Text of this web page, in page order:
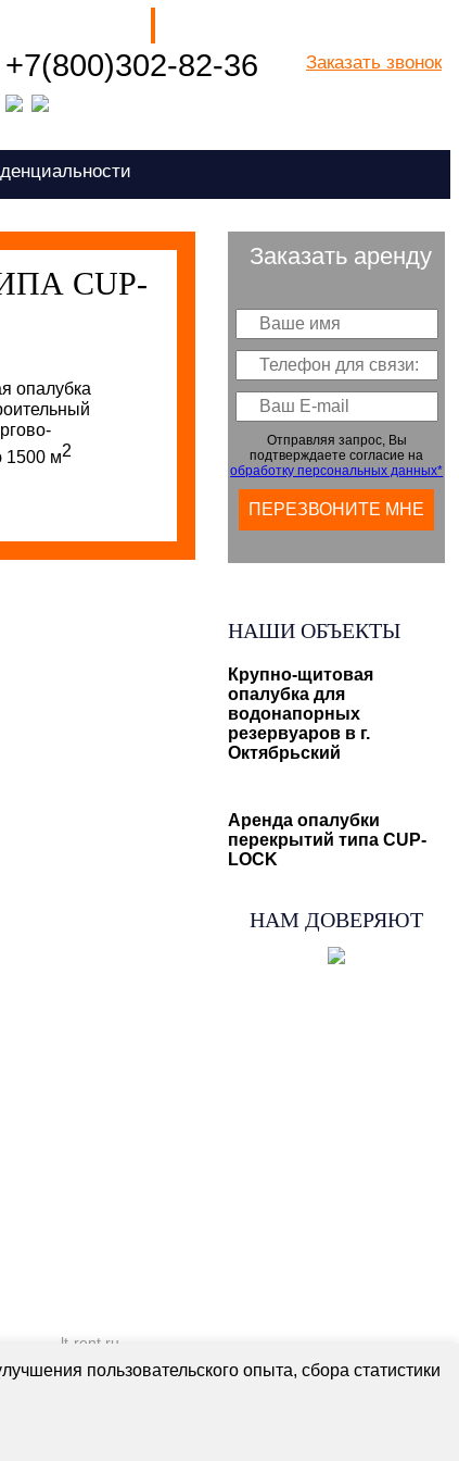
+7(800)302-82-36 Заказать звонок
Посмотреть все города РФ
CUP-
опалубка
1500 м2
Заказать аренду
Отправляя запрос, Вы
подтверждаете согласие на
обработку персональных данных*
НАШИ ОБЪЕКТЫ
Крупно-щитовая
опалубка для
водонапорных
резервуаров в г.
Октябрьский
Аренда опалубки
перекрытий типа CUP-
LOCK
НАМ ДОВЕРЯЮТ
lt-rent.ru
пользовательского опыта, сбора статистики